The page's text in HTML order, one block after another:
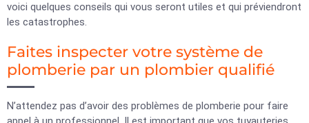
voici quelques conseils qui vous seront utiles et qui préviendront
les catastrophes.
Faites inspecter votre système de
plomberie par un plombier qualifié
N’attendez pas d’avoir des problèmes de plomberie pour faire